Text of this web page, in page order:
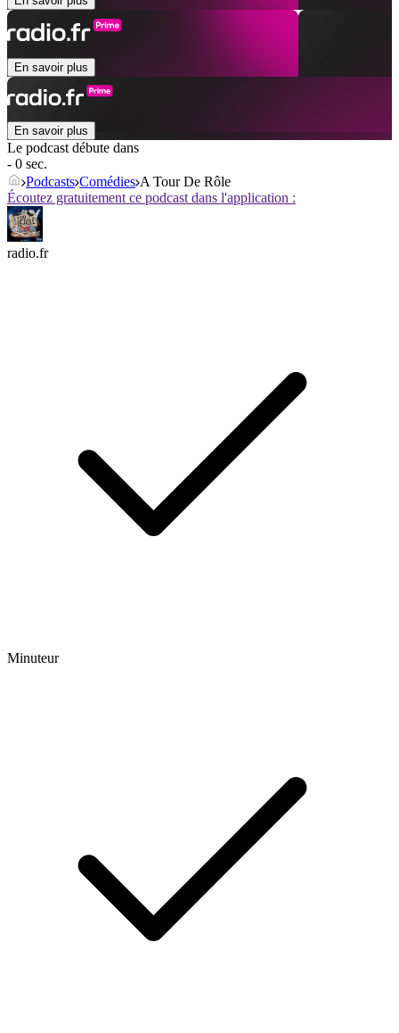
En savoir plus
En savoir plus
Le podcast débute dans
- 0 sec.
Podcasts Comédies A Tour De Rôle
Écoutez gratuitement ce podcast dans l'application :
radio.fr
Minuteur